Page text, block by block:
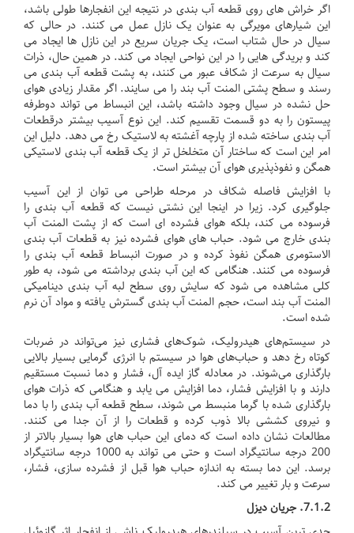
اگر خراش های روی قطعه آب بندی در نتیجه این انفجارها طولی باشد،
این شیارهای مویرگی به عنوان یک نازل عمل می کنند. در حالی که
سیال در حال شتاب است، یک جریان سریع در این نازل ها ایجاد می
کند و بریدگی هایی را در این نواحی ایجاد می کند.در همین حال، ذرات
سیال به سرعت از شکاف عبور می کنند، به پشت قطعه آب بندی می
رسند و سطح پشتی المنت آب بند را می سایند.اگر مقدار زیادی هوای
حل نشده در سیال وجود داشته باشد، این انبساط می تواند دوطرفه
پیستون را به دو قسمت تقسیم کند.این نوع آسیب بیشتر درقطعات
آب بندی ساخته شده از پارچه آغشته به لاستیک رخ می دهد. دلیل این
امر این است که ساختار آن متخلخل تر از یک قطعه آب بندی لاستیکی
همگن و نفوذپذیری هوای آن بیشتر است.
با افزایش فاصله شکاف در مرحله طراحی می توان از این آسیب
جلوگیری کرد.زیرا در اینجا این نشتی نیست که قطعه آب بندی را
فرسوده می کند، بلکه هوای فشرده ای است که از پشت المنت آب
بندی خارج می شود. حباب های هوای فشرده نیز به قطعات آب بندی
الاستومری همگن نفوذ کرده و در صورت انبساط قطعه آب بندی را
فرسوده می کنند.هنگامی که این آب بندی برداشته می شود، به طور
کلی مشاهده می شود که سایش روی سطح لبه آب بندی دینامیکی
المنت آب بند است، حجم المنت آب بندی گسترش یافته و مواد آن نرم
شده است.
در سیستم‌های هیدرولیک، شوک‌های فشاری نیز می‌تواند در ضربات
کوتاه رخ دهد و حباب‌های هوا در سیستم با انرژی گرمایی بسیار بالایی
بارگذاری می‌شوند. در معادله گاز ایده آل، فشار و دما نسبت مستقیم
دارند و با افزایش فشار، دما افزایش می یابد و هنگامی که ذرات هوای
بارگذاری شده با گرما منبسط می شوند، سطح قطعه آب بندی را با دما
و نیروی کششی بالا ذوب کرده و قطعات را از آن جدا می کنند.
مطالعات نشان داده است که دمای این حباب های هوا بسیار بالاتر از
200 درجه سانتیگراد است و حتی می تواند به 1000 درجه سانتیگراد
برسد.این دما بسته به اندازه حباب هوا قبل از فشرده سازی، فشار،
سرعت و بار تغییر می کند.
7.1.2. جریان دیزل